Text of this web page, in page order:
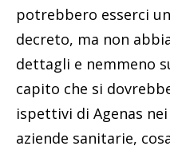
potrebbero esserci
decreto, ma non
dettagli e nemmeno
capito che si
ispettivi di Agenas
aziende sanitarie,